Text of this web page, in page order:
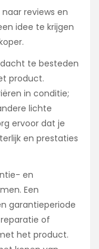
reviews en
idee te krijgen
te besteden
product.
in conditie;
lichte
ervoor dat je
en prestaties
en
Een
garantieperiode
of
het product.